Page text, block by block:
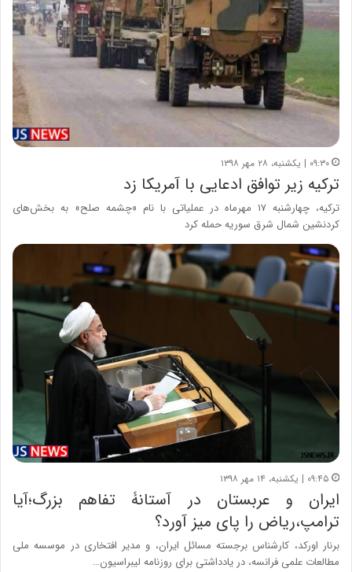
۰۹:۳۰ | یکشنبه، ۲۸ مهر ۱۳۹۸
ترکیه زیر توافق ادعایی با آمریکا زد
ترکیه، چهارشنبه ۱۷ مهرماه در عملیاتی با نام «چشمه صلح» به بخش‌های
کردنشین شمال شرق سوریه حمله کرد
۰۹:۴۵ | یکشنبه، ۱۴ مهر ۱۳۹۸
ایران و عربستان در آستانۀ تفاهم بزرگ؛آیا
ترامپ،ریاض را پای میز آورد؟
برنار اورکد، کارشناس برجسته مسائل ایران، و مدیر افتخاری در موسسه ملی
مطالعات علمی فرانسه، در یادداشتی برای روزنامه لیبراسیون…